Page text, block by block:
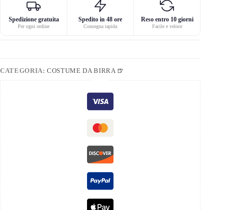
Spedizione gratuita
Per ogni ordine
Spedito in 48 ore
Consegna rapida
Reso entro 10 giorni
Facile e veloce
CATEGORIA:COSTUME DA BIRRA 🍺